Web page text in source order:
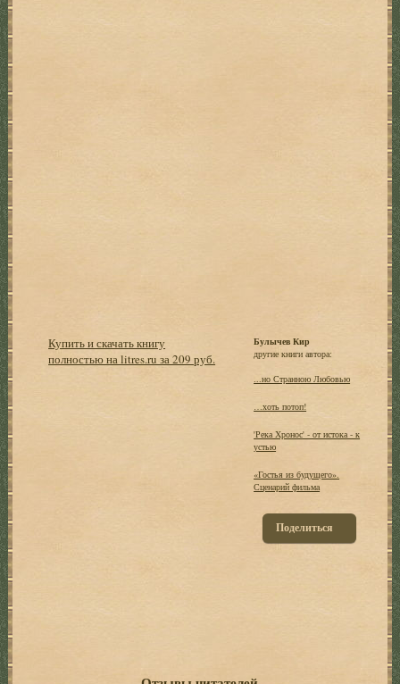
Купить и скачать книгу
полностью на litres.ru за 209 руб.
Булычев Кир
другие книги автора:
...но Странною Любовью
…хоть потоп!
'Река Хронос' - от истока - к
устью
«Гостья из будущего».
Сценарий фильма
Поделиться